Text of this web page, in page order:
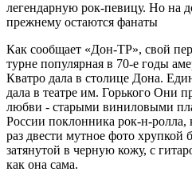
легендарную рок-певицу. Но на
прежнему остаются фанаты
Как сообщает «Дон-ТР», свой
турне популярная в 70-е годы
Кватро дала в столице Дона.
дала в театре им. Горького Они
любви - старыми виниловыми
России поклонника рок-н-ролла,
раз двести мутное фото хрупкой
затянутой в черную кожу, с
как она сама.